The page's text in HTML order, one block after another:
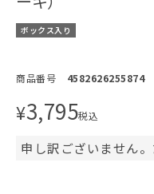
ボックス入り
商品番号 4582626255874
¥3,795税込
申し訳ございません